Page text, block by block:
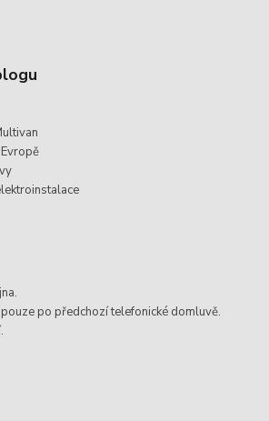
po předchozí telefonické domluvě.